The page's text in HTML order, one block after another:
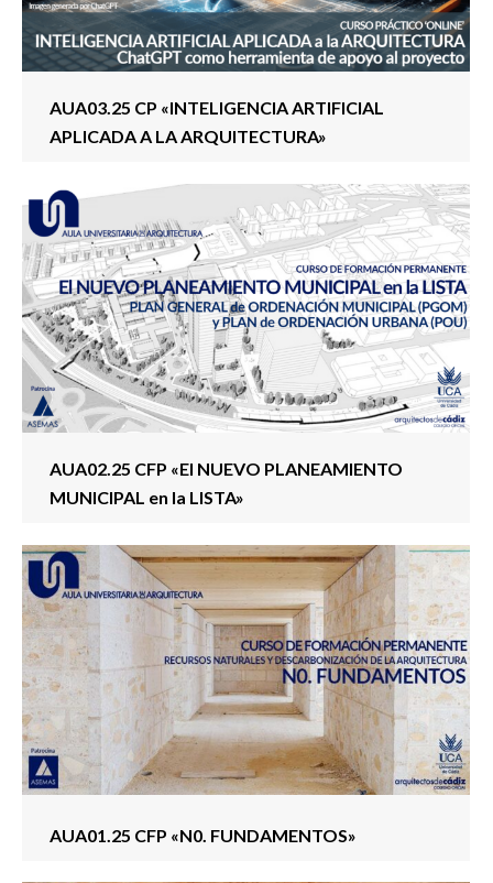
AUA03.25 CP «INTELIGENCIA ARTIFICIAL
APLICADA A LA ARQUITECTURA»
AUA02.25 CFP «El NUEVO PLANEAMIENTO
MUNICIPAL en la LISTA»
AUA01.25 CFP «N0. FUNDAMENTOS»